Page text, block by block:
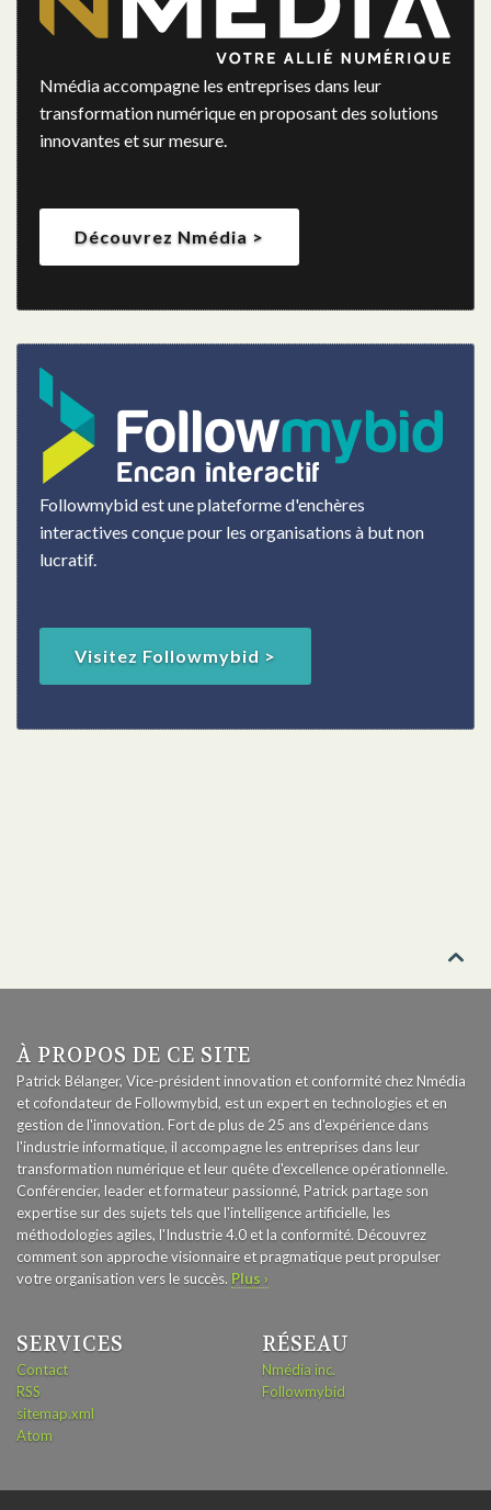
Nmédia accompagne les entreprises dans leur
transformation numérique en proposant des solutions
innovantes et sur mesure.
Découvrez Nmédia >
Followmybid est une plateforme d'enchères
interactives conçue pour les organisations à but non
lucratif.
Visitez Followmybid >

À PROPOS DE CE SITE
Patrick Bélanger, Vice-président innovation et conformité chez Nmédia
et cofondateur de Followmybid, est un expert en technologies et en
gestion de l'innovation. Fort de plus de 25 ans d'expérience dans
l'industrie informatique, il accompagne les entreprises dans leur
transformation numérique et leur quête d'excellence opérationnelle.
Conférencier, leader et formateur passionné, Patrick partage son
expertise sur des sujets tels que l'intelligence artificielle, les
méthodologies agiles, l'Industrie 4.0 et la conformité. Découvrez
comment son approche visionnaire et pragmatique peut propulser
votre organisation vers le succès. Plus ›
SERVICES
Contact
RSS
sitemap.xml
Atom
RÉSEAU
Nmédia inc.
Followmybid